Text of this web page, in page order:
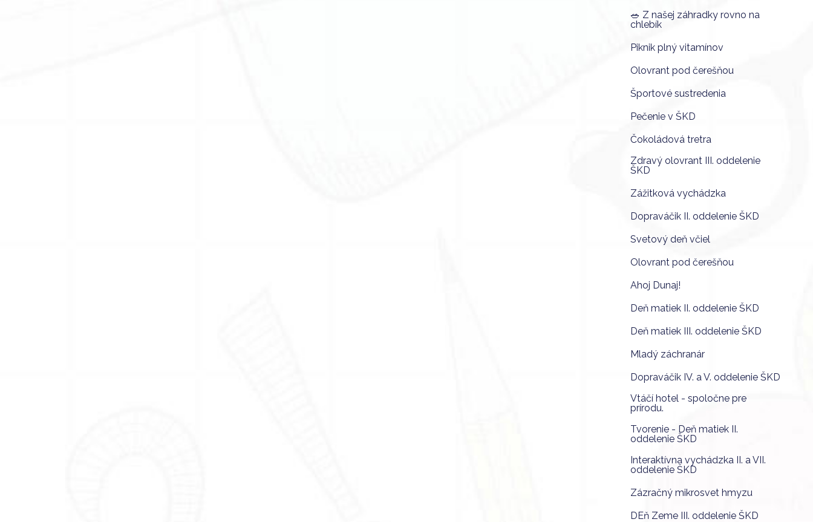
🥗 Z našej záhradky rovno na
chlebík
Piknik plný vitamínov
Olovrant pod čerešňou
Športové sustredenia
Pečenie v ŠKD
Čokoládová tretra
Zdravý olovrant III. oddelenie
ŠKD
Zážitková vychádzka
Dopraváčik II. oddelenie ŠKD
Svetový deň včiel
Olovrant pod čerešňou
Ahoj Dunaj!
Deň matiek II. oddelenie ŠKD
Deň matiek III. oddelenie ŠKD
Mladý záchranár
Dopraváčik IV. a V. oddelenie ŠKD
Vtáčí hotel - spoločne pre
prírodu.
Tvorenie - Deň matiek II.
oddelenie ŠKD
Interaktívna vychádzka II. a VII.
oddelenie ŠKD
Zázračný mikrosvet hmyzu
DEň Zeme III. oddelenie ŠKD